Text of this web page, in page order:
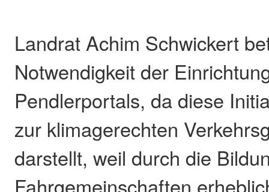
Landrat Achim Schwickert
Notwendigkeit der
Pendlerportals, da diese
zur klimagerechten
darstellt, weil durch die
Fahrgemeinschaften